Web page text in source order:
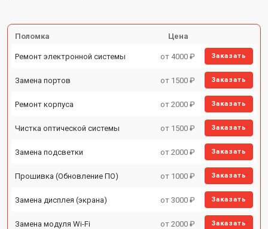
Поломка Цена
Ремонт электронной системы от 4000 ₽ Заказать
Замена портов от 1500 ₽ Заказать
Ремонт корпуса от 2000 ₽ Заказать
Чистка оптической системы от 1500 ₽ Заказать
Замена подсветки от 2000 ₽ Заказать
Прошивка (Обновление ПО) от 1000 ₽ Заказать
Замена дисплея (экрана) от 3000 ₽ Заказать
Замена модуля Wi-Fi от 2000 ₽ Заказать